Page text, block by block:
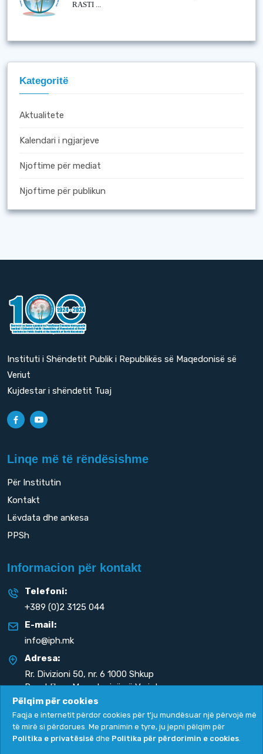
RASTI ...
Kategoritë
Aktualitete
Kalendari i ngjarjeve
Njoftime për mediat
Njoftime për publikun
Instituti i Shëndetit Publik i Republikës së Maqedonisë së
Veriut
Kujdestar i shëndetit Tuaj
Linqe më të rëndësishme
Për Institutin
Kontakt
Lëvdata dhe ankesa
PPSh
Informacion për kontakt
Telefoni:
+389 (0)2 3125 044
E-mail:
info@iph.mk
Adresa:
Rr. Divizioni 50, nr. 6 1000 Shkup
Republika e Maqedonisë së Veriut
Politika e privatësisë Politika për përdorimin e cookies
Pëlqim për cookies
Faqja e internetit përdor cookies për t'ju mundësuar një përvojë më
të mirë si përdorues. Me pranimin e tyre, ju jepni pëlqim për
Politika e privatësisë dhe Politika për përdorimin e cookies.